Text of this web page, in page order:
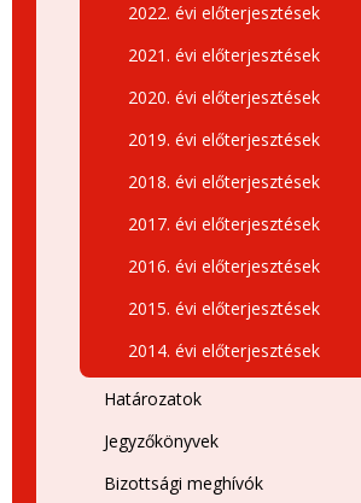
2022. évi előterjesztések
2021. évi előterjesztések
2020. évi előterjesztések
2019. évi előterjesztések
2018. évi előterjesztések
2017. évi előterjesztések
2016. évi előterjesztések
2015. évi előterjesztések
2014. évi előterjesztések
Határozatok
Jegyzőkönyvek
Bizottsági meghívók